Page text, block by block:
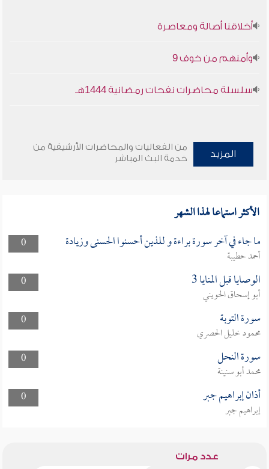
أخلاقنا أصالة ومعاصرة
وأمنهم من خوف 9
سلسلة محاضرات نفحات رمضانية 1444هـ
المزيد
من الفعاليات والمحاضرات الأرشيفية من
خدمة البث المباشر
الأكثر استماعا لهذا الشهر
0 ما جاء في آخر سورة براءة و للذين أحسنوا الحسنى وزيادة
أحمد حطيبة
0
الوصايا قبل المنايا 3
أبو إسحاق الحويني
0
سورة التوبة
محمود خليل الحصري
0
سورة النحل
محمد أبو سنينة
0
أذان إبراهيم جبر
إبراهيم جبر
عدد مرات